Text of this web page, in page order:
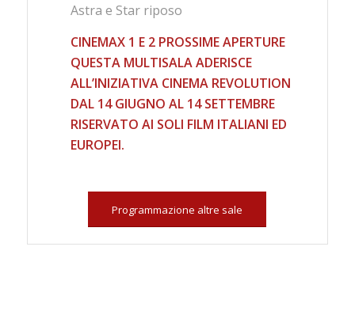
Astra e Star riposo
CINEMAX 1 E 2 PROSSIME APERTURE
QUESTA MULTISALA ADERISCE
ALL’INIZIATIVA CINEMA REVOLUTION
DAL 14 GIUGNO AL 14 SETTEMBRE
RISERVATO AI SOLI FILM ITALIANI ED
EUROPEI.
Programmazione altre sale